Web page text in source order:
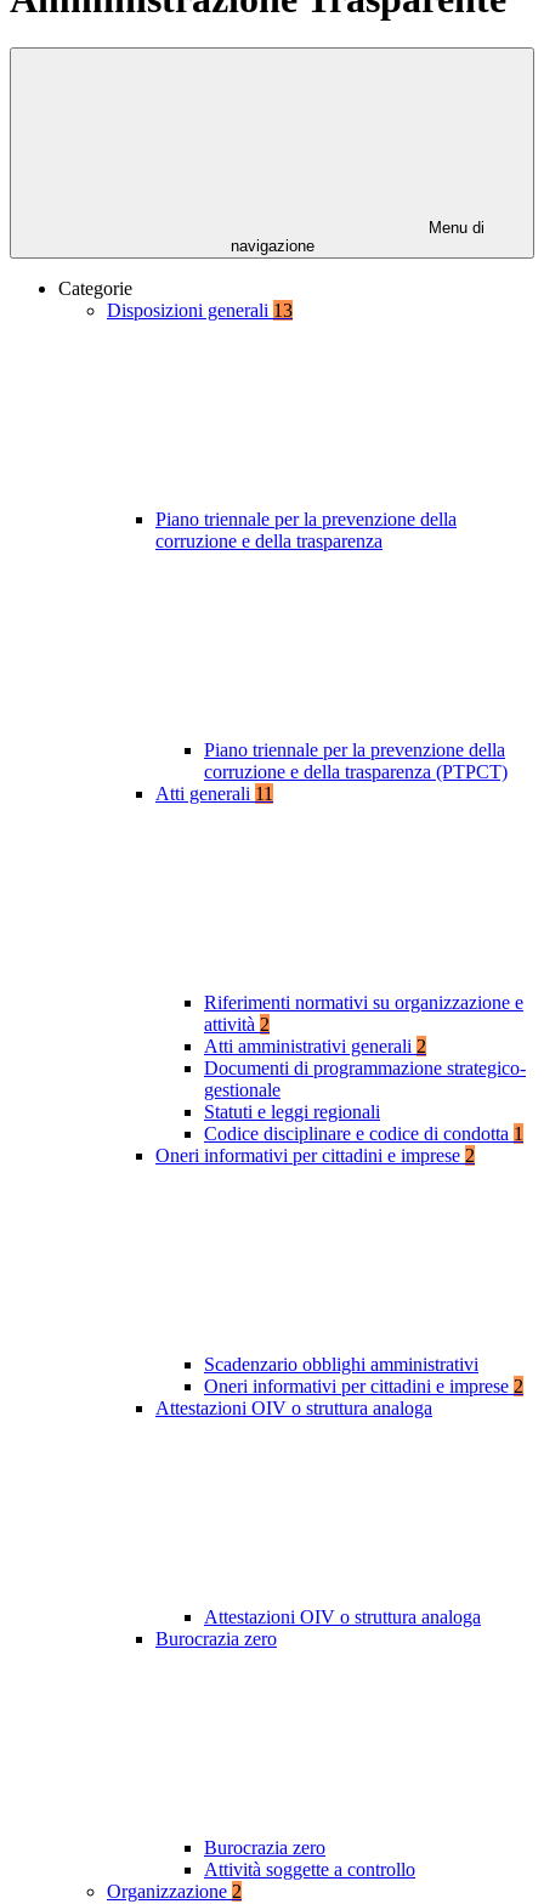
Menu di
navigazione
Categorie
Disposizioni generali 13
Piano triennale per la prevenzione della
corruzione e della trasparenza
Piano triennale per la prevenzione della
corruzione e della trasparenza (PTPCT)
Atti generali 11
Riferimenti normativi su organizzazione e
attività 2
Atti amministrativi generali 2
Documenti di programmazione strategico-
gestionale
Statuti e leggi regionali
Codice disciplinare e codice di condotta 1
Oneri informativi per cittadini e imprese 2
Scadenzario obblighi amministrativi
Oneri informativi per cittadini e imprese 2
Attestazioni OIV o struttura analoga
Attestazioni OIV o struttura analoga
Burocrazia zero
Burocrazia zero
Attività soggette a controllo
Organizzazione 2